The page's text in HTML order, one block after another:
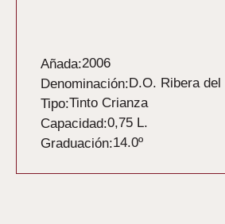
Añada:2006
Denominación:D.O. Ribera del
Tipo:Tinto Crianza
Capacidad:0,75 L.
Graduación:14.0º